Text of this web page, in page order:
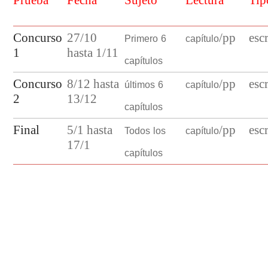
Concurso
1
27/10
hasta 1/11
Primero 6
capítulos
capítulo/pp
Concurso
2
8/12 hasta
13/12
últimos 6
capítulos
capítulo/pp
Final
5/1 hasta
17/1
Todos los
capítulos
capítulo/pp